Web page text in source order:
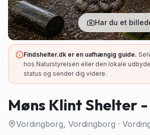
Har du et
Findshelter.dk er en uafhængig guide.
hos Naturstyrelsen eller den lokale
status og sender dig videre.
Møns Klint Shelter -
Vordingborg, Vordingborg ·